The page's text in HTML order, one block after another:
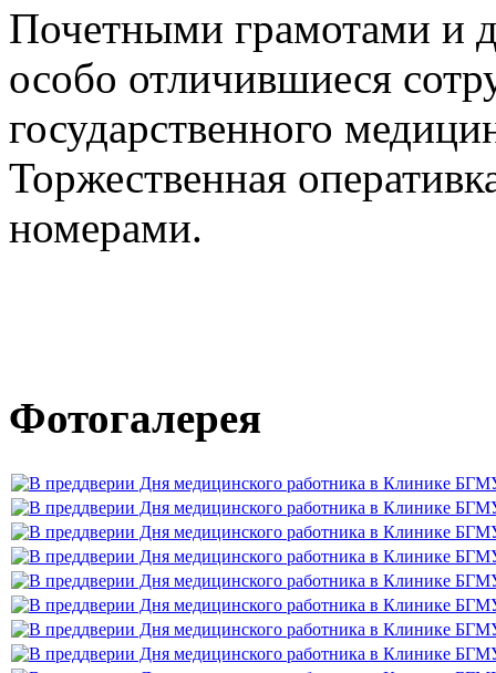
Почетными грамотами и
особо отличившиеся
государственного
Торжественная
номерами.
Фотогалерея